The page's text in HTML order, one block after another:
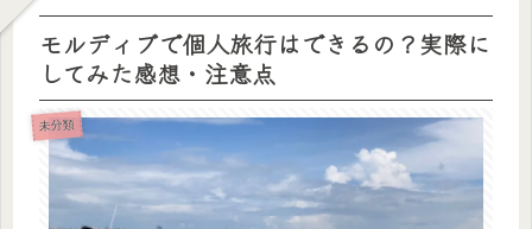
モルディブで個人旅行はできるの？実際に
してみた感想・注意点
未分類